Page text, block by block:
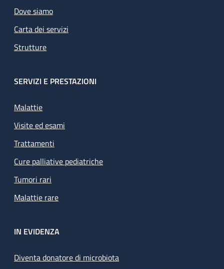
Dove siamo
Carta dei servizi
Strutture
SERVIZI E PRESTAZIONI
Malattie
Visite ed esami
Trattamenti
Cure palliative pediatriche
Tumori rari
Malattie rare
IN EVIDENZA
Diventa donatore di microbiota